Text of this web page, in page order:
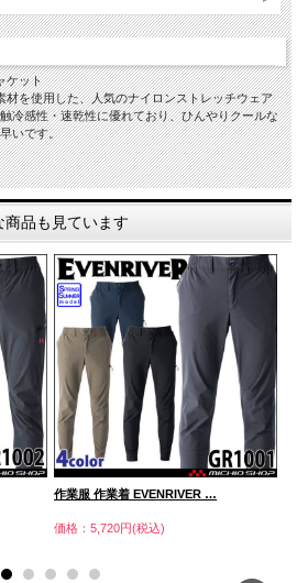
ケット
材を使用した、人気のナイロンストレッチウェア
冷感性・速乾性に優れており、ひんやりクールな
いです。
商品も見ています
作業服 作業着 EVENRIVER …
価格：5,720円(税込)